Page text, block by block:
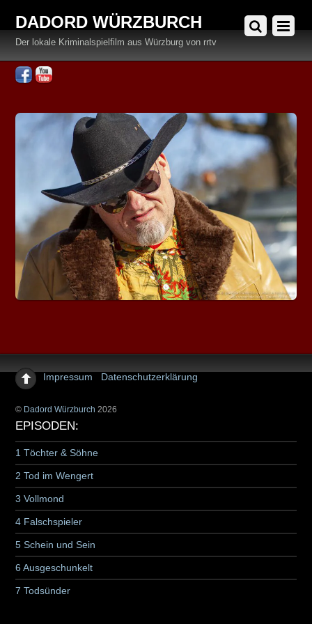
DADORD WÜRZBURCH
Der lokale Kriminalspielfilm aus Würzburg von rrtv
FacebookYouTube
Impressum Datenschutzerklärung
© Dadord Würzburch 2026
EPISODEN:
1 Töchter & Söhne
2 Tod im Wengert
3 Vollmond
4 Falschspieler
5 Schein und Sein
6 Ausgeschunkelt
7 Todsünder